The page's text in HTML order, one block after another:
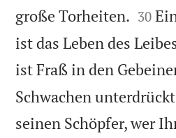
große Torheiten. 

30
ist das Leben des
ist Fraß in den
Schwachen
seinen Schöpfer, wer